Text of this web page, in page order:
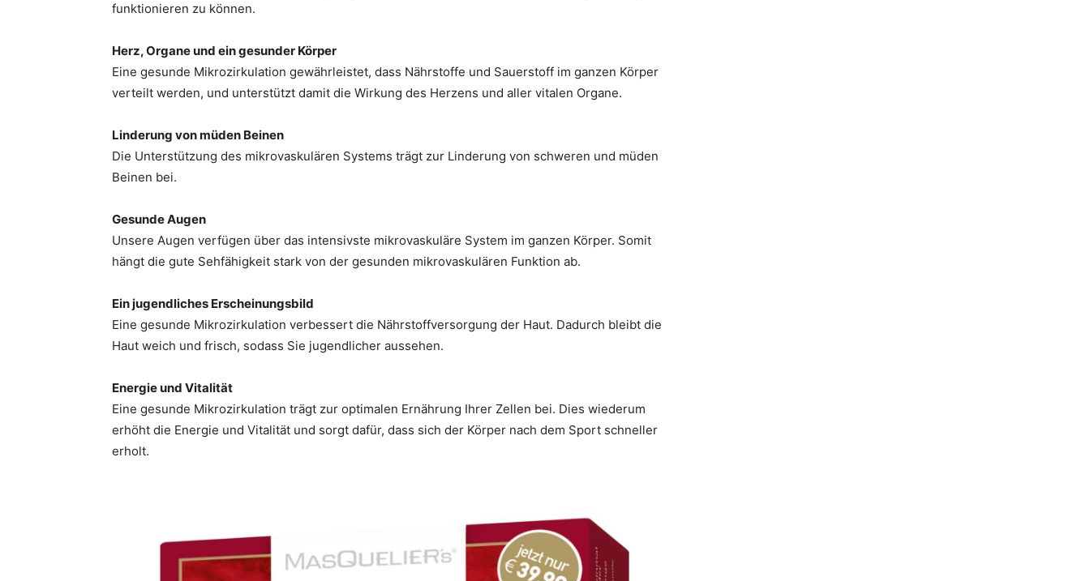
funktionieren zu können.
Herz, Organe und ein gesunder Körper
Eine gesunde Mikrozirkulation gewährleistet, dass Nährstoffe und Sauerstoff im ganzen Körper
verteilt werden, und unterstützt damit die Wirkung des Herzens und aller vitalen Organe.
Linderung von müden Beinen
Die Unterstützung des mikrovaskulären Systems trägt zur Linderung von schweren und müden
Beinen bei.
Gesunde Augen
Unsere Augen verfügen über das intensivste mikrovaskuläre System im ganzen Körper. Somit
hängt die gute Sehfähigkeit stark von der gesunden mikrovaskulären Funktion ab.
Ein jugendliches Erscheinungsbild
Eine gesunde Mikrozirkulation verbessert die Nährstoffversorgung der Haut. Dadurch bleibt die
Haut weich und frisch, sodass Sie jugendlicher aussehen.
Energie und Vitalität
Eine gesunde Mikrozirkulation trägt zur optimalen Ernährung Ihrer Zellen bei. Dies wiederum
erhöht die Energie und Vitalität und sorgt dafür, dass sich der Körper nach dem Sport schneller
erholt.